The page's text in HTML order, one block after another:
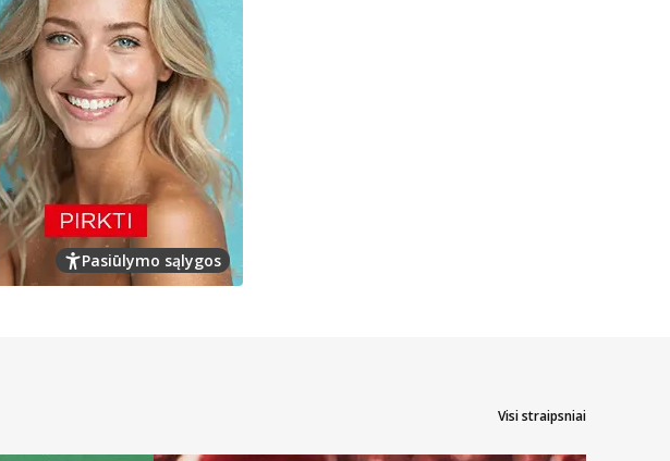
Pasiūlymo sąlygos
Visi straipsniai